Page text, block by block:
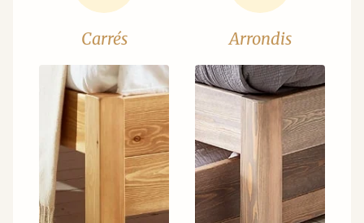
Carrés Arrondis